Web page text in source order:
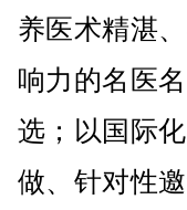
养医术精湛
响力的名医
选；以国际
做、针对性